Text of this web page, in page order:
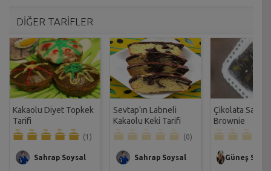
DİĞER TARİFLER
Kakaolu Diyet Topkek
Tarifi
(1)
Sahrap Soysal
Sevtap'ın Labneli
Kakaolu Keki Tarifi
(0)
Sahrap Soysal
Çikolata Salçalı
Brownie
Güneş